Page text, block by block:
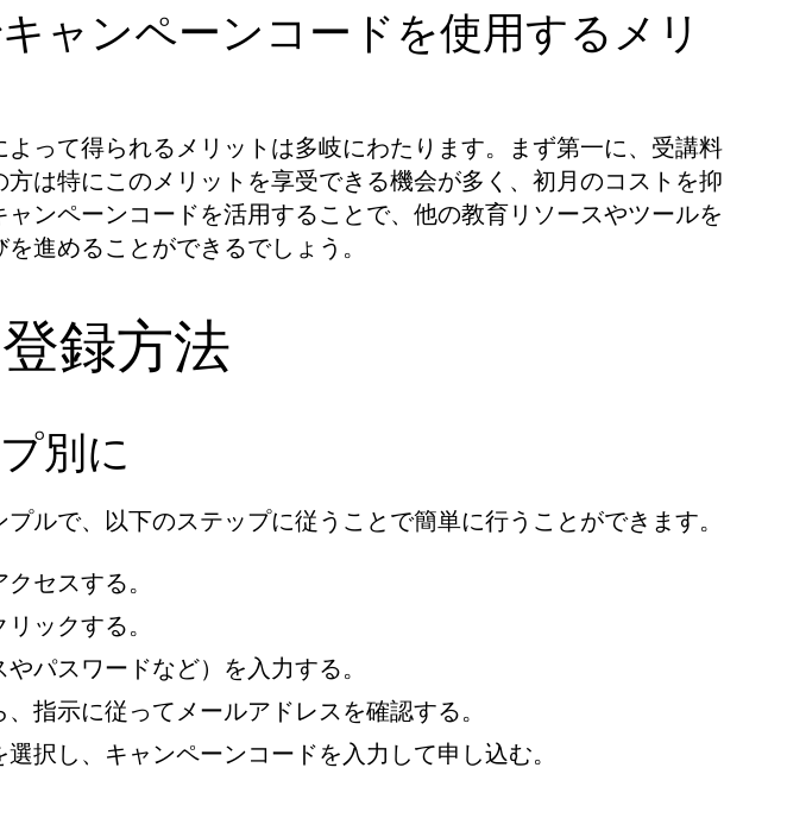
ャンペーンコードを使用するメリ
って得られるメリットは多岐にわたります。まず第一に、受講料
は特にこのメリットを享受できる機会が多く、初月のコストを抑
ンペーンコードを活用することで、他の教育リソースやツールを
進めることができるでしょう。
録方法
別に
ルで、以下のステップに従うことで簡単に行うことができます。
セスする。
ックする。
パスワードなど）を入力する。
指示に従ってメールアドレスを確認する。
択し、キャンペーンコードを入力して申し込む。